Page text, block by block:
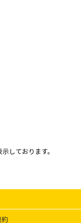
しております。